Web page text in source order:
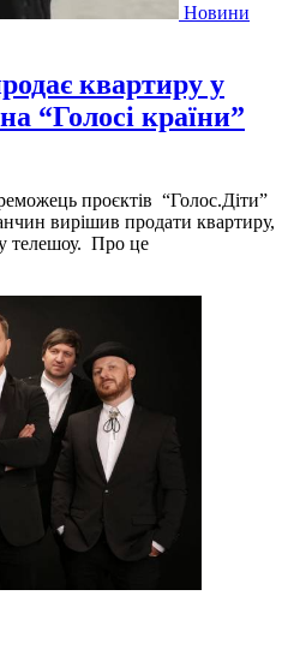
Новини
квартиру у
“Голосі країни”
проєктів “Голос.Діти”
вирішив продати квартиру,
телешоу. Про це